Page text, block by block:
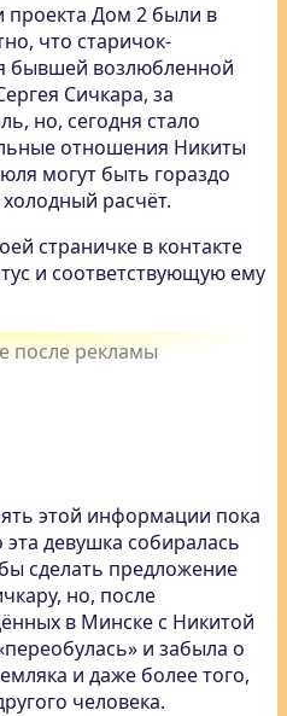
проекта Дом 2 были в
что старичок-
бывшей возлюбленной
Сичкара, за
но, сегодня стало
отношения Никиты
могут быть гораздо
расчёт.
страничке в контакте
и соответствующую ему
этой информации пока
девушка собиралась
сделать предложение
но, после
в Минске с Никитой
и забыла о
и даже более того,
человека.